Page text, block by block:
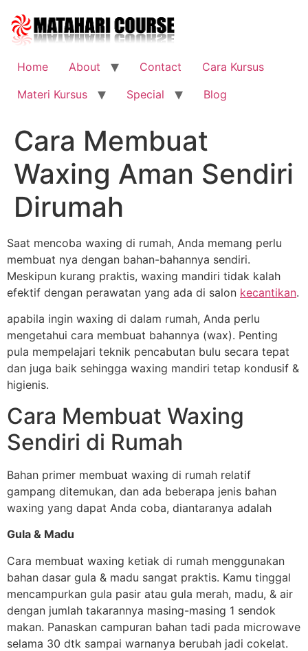
content
Home
About Contact
Cara Kursus
Materi Kursus
Special Blog
Cara Membuat
Waxing Aman Sendiri
Dirumah
Saat mencoba waxing di rumah, Anda memang perlu
membuat nya dengan bahan-bahannya sendiri.
Meskipun kurang praktis, waxing mandiri tidak kalah
efektif dengan perawatan yang ada di salon kecantikan.
apabila ingin waxing di dalam rumah, Anda perlu
mengetahui cara membuat bahannya (wax). Penting
pula mempelajari teknik pencabutan bulu secara tepat
dan juga baik sehingga waxing mandiri tetap kondusif &
higienis.
Cara Membuat Waxing
Sendiri di Rumah
Bahan primer membuat waxing di rumah relatif
gampang ditemukan, dan ada beberapa jenis bahan
waxing yang dapat Anda coba, diantaranya adalah
Gula & Madu
Cara membuat waxing ketiak di rumah menggunakan
bahan dasar gula & madu sangat praktis. Kamu tinggal
mencampurkan gula pasir atau gula merah, madu, & air
dengan jumlah takarannya masing-masing 1 sendok
makan. Panaskan campuran bahan tadi pada microwave
selama 30 dtk sampai warnanya berubah jadi cokelat.